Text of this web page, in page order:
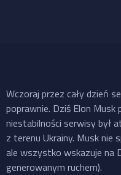
Wczoraj przez cały dzień
poprawnie. Dziś Elon
niestabilności serwisy był
z terenu Ukrainy. Musk nie
ale wszystko wskazuje na
generowanym ruchem).